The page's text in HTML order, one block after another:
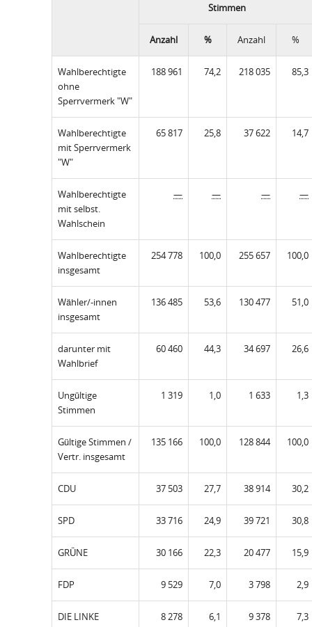
Stimmen
Anzahl % Anzahl %
Wahlberechtigte
ohne
Sperrvermerk "W"
188 961 74,2 218 035 85,3
Wahlberechtigte
mit Sperrvermerk
"W"
65 817 25,8 37 622 14,7
Wahlberechtigte
mit selbst.
Wahlschein
— — — —
Wahlberechtigte
insgesamt
254 778 100,0 255 657 100,0
Wähler/-innen
insgesamt
136 485 53,6 130 477 51,0
darunter mit
Wahlbrief
60 460 44,3 34 697 26,6
Ungültige
Stimmen
1 319 1,0 1 633 1,3
Gültige Stimmen /
Vertr. insgesamt
135 166 100,0 128 844 100,0
CDU 37 503 27,7 38 914 30,2
SPD 33 716 24,9 39 721 30,8
GRÜNE 30 166 22,3 20 477 15,9
FDP 9 529 7,0 3 798 2,9
DIE LINKE 8 278 6,1 9 378 7,3